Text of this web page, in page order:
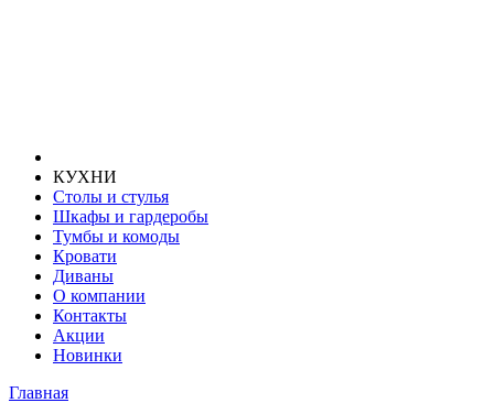
КУХНИ
Столы и стулья
Шкафы и гардеробы
Тумбы и комоды
Кровати
Диваны
О компании
Контакты
Акции
Новинки
Главная